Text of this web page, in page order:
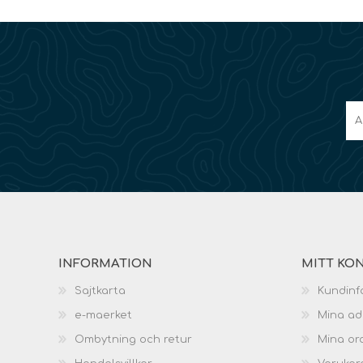
INFORMATION
Sajtkarta
e-maerket
Ombytning och retur
MITT
Mina
Mina